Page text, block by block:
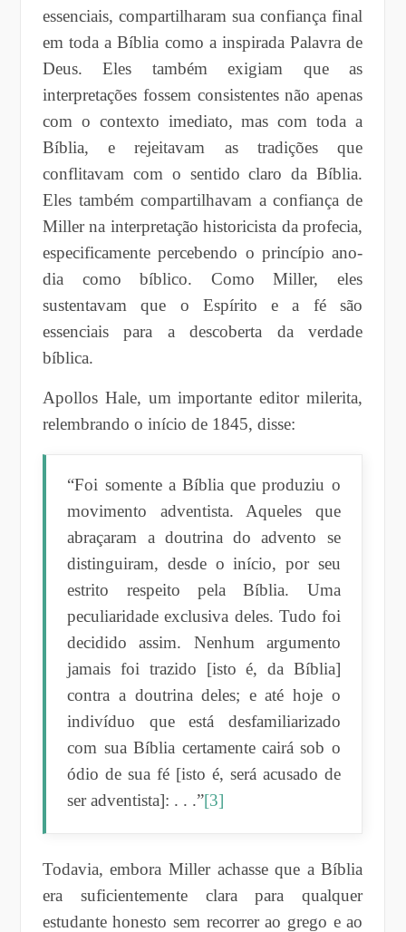
essenciais, compartilharam sua confiança final
em toda a Bíblia como a inspirada Palavra de
Deus. Eles também exigiam que as
interpretações fossem consistentes não apenas
com o contexto imediato, mas com toda a
Bíblia, e rejeitavam as tradições que
conflitavam com o sentido claro da Bíblia.
Eles também compartilhavam a confiança de
Miller na interpretação historicista da profecia,
especificamente percebendo o princípio ano-
dia como bíblico. Como Miller, eles
sustentavam que o Espírito e a fé são
essenciais para a descoberta da verdade
bíblica.
Apollos Hale, um importante editor milerita,
relembrando o início de 1845, disse:
“Foi somente a Bíblia que produziu o
movimento adventista. Aqueles que
abraçaram a doutrina do advento se
distinguiram, desde o início, por seu
estrito respeito pela Bíblia. Uma
peculiaridade exclusiva deles. Tudo foi
decidido assim. Nenhum argumento
jamais foi trazido [isto é, da Bíblia]
contra a doutrina deles; e até hoje o
indivíduo que está desfamiliarizado
com sua Bíblia certamente cairá sob o
ódio de sua fé [isto é, será acusado de
ser adventista]: . . .”[3]
Todavia, embora Miller achasse que a Bíblia
era suficientemente clara para qualquer
estudante honesto sem recorrer ao grego e ao